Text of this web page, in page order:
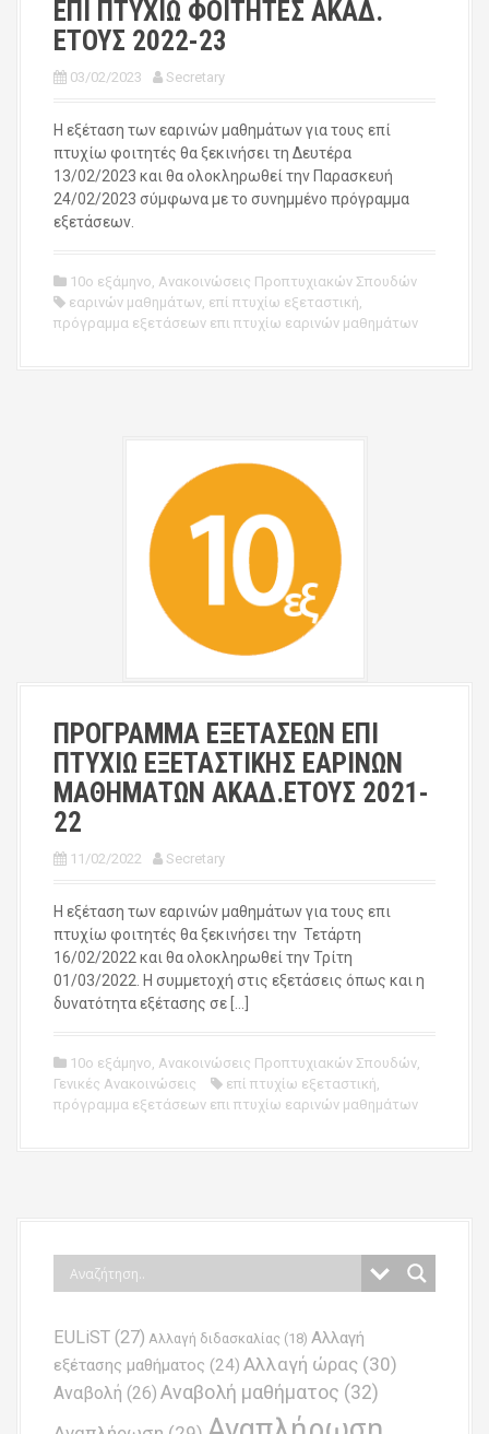
ΕΠΙ ΠΤΥΧΙΩ ΦΟΙΤΗΤΕΣ ΑΚΑΔ.
ΕΤΟΥΣ 2022-23
03/02/2023 Secretary
Η εξέταση των εαρινών μαθημάτων για τους επί
πτυχίω φοιτητές θα ξεκινήσει τη Δευτέρα
13/02/2023 και θα ολοκληρωθεί την Παρασκευή
24/02/2023 σύμφωνα με το συνημμένο πρόγραμμα
εξετάσεων.
10ο εξάμηνο, Ανακοινώσεις Προπτυχιακών Σπουδών
εαρινών μαθημάτων, επί πτυχίω εξεταστική,
πρόγραμμα εξετάσεων επι πτυχίω εαρινών μαθημάτων
ΠΡΟΓΡΑΜΜΑ ΕΞΕΤΑΣΕΩΝ ΕΠΙ
ΠΤΥΧΙΩ ΕΞΕΤΑΣΤΙΚΗΣ ΕΑΡΙΝΩΝ
ΜΑΘΗΜΑΤΩΝ ΑΚΑΔ.ΕΤΟΥΣ 2021-
22
11/02/2022 Secretary
Η εξέταση των εαρινών μαθημάτων για τους επι
πτυχίω φοιτητές θα ξεκινήσει την Τετάρτη
16/02/2022 και θα ολοκληρωθεί την Τρίτη
01/03/2022. Η συμμετοχή στις εξετάσεις όπως και η
δυνατότητα εξέτασης σε […]
10ο εξάμηνο, Ανακοινώσεις Προπτυχιακών Σπουδών,
Γενικές Ανακοινώσεις
επί πτυχίω εξεταστική,
πρόγραμμα εξετάσεων επι πτυχίω εαρινών μαθημάτων
EULiST (27) Αλλαγή διδασκαλίας (18) Αλλαγή
εξέτασης μαθήματος (24) Αλλαγή ώρας (30)
Αναβολή (26) Αναβολή μαθήματος (32)